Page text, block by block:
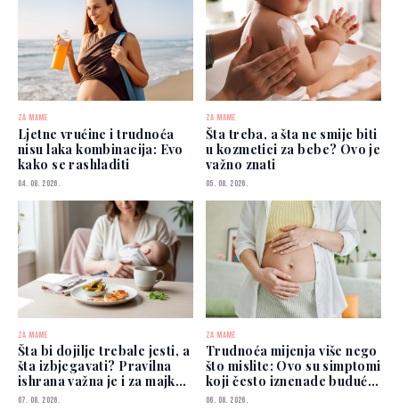
ZA MAME
Ljetne vrućine i trudnoća
nisu laka kombinacija: Evo
kako se rashladiti
04. 08. 2026.
ZA MAME
Šta treba, a šta ne smije biti
u kozmetici za bebe? Ovo je
važno znati
05. 08. 2026.
ZA MAME
Šta bi dojilje trebale jesti, a
šta izbjegavati? Pravilna
ishrana važna je i za majku i
za bebu
07. 08. 2026.
ZA MAME
Trudnoća mijenja više nego
što mislite: Ovo su simptomi
koji često iznenade buduće
mame
06. 08. 2026.